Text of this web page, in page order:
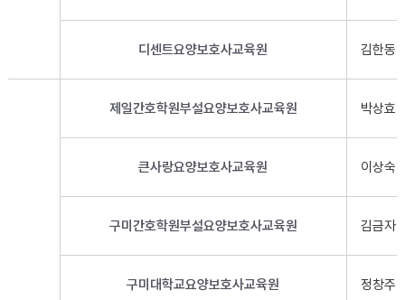
디센트요양보호사교육원 김한동
제일간호학원부설요양보호사교육원 박상효
큰사랑요양보호사교육원 이상숙
구미간호학원부설요양보호사교육원 김금자
구미대학교요양보호사교육원 정창주